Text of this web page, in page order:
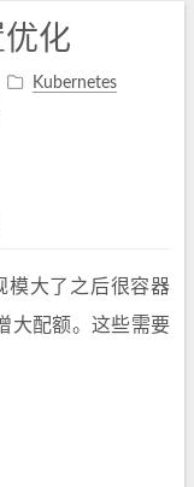
化
Kubernetes
模大了之后很容器
大配额。这些需要